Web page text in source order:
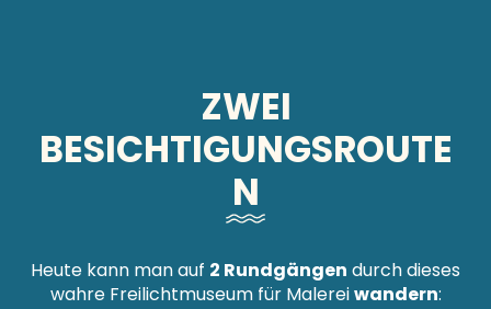
ZWEI
BESICHTIGUNGSROUTE
N
Heute kann man auf 2 Rundgängen durch dieses
wahre Freilichtmuseum für Malereiwandern: